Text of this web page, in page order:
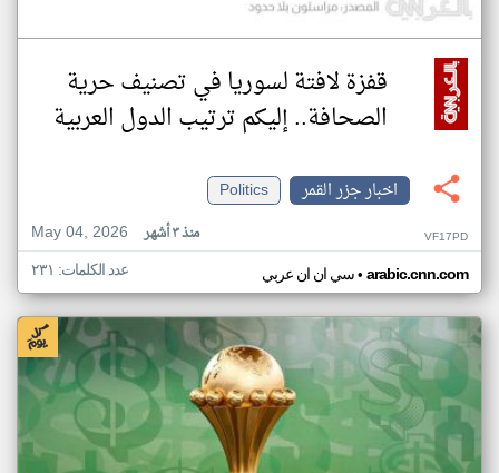
قفزة لافتة لسوريا في تصنيف حرية
الصحافة.. إليكم ترتيب الدول العربية
اخبار جزر القمر
Politics
May 04, 2026
منذ ٣ أشهر VF17PD
سي ان ان عربي• arabic.cnn.com عدد الكلمات: ٢٣١